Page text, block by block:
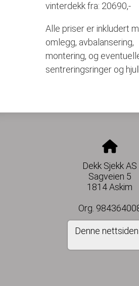
vinterdekk fra: 20690,-
Alle priser er inkludert
omlegg, avbalansering,
montering, og
sentreringsringer og
Dekk Sjekk AS
Sagveien 5
1814 Askim
Org.
Denne